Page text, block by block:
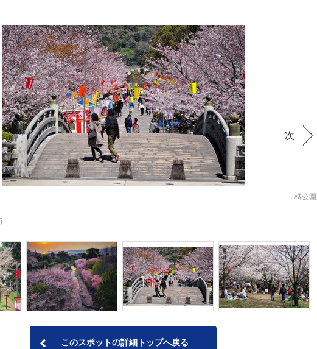
橘公園
次
このスポットの詳細トップへ戻る